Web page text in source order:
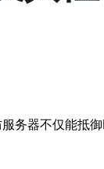
务器不仅能抵